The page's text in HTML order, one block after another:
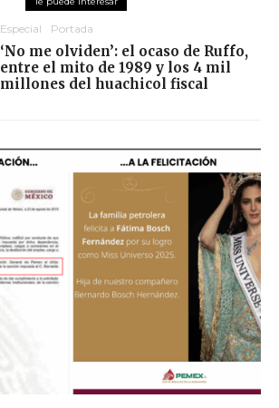
Especial Portada
‘No me olviden’: el ocaso de Ruffo,
entre el mito de 1989 y los 4 mil
millones del huachicol fiscal